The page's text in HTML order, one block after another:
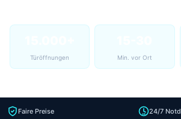
Türöffnungen Min. vor Ort
Faire Preise
24/7